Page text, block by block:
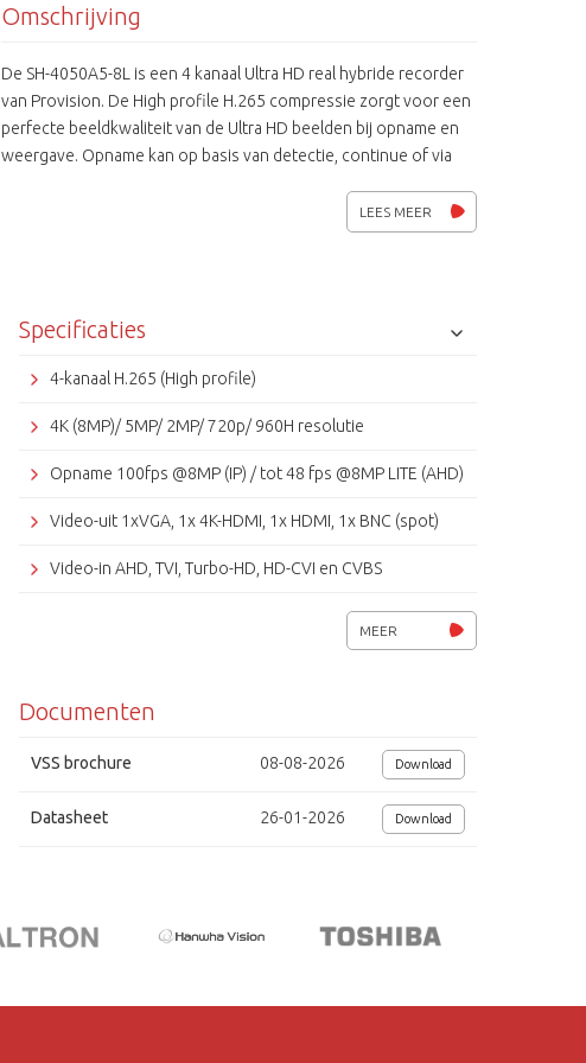
Omschrijving
De SH-4050A5-8L is een 4 kanaal Ultra HD real hybride recorder
van Provision. De High profile H.265 compressie zorgt voor een
perfecte beeldkwaliteit van de Ultra HD beelden bij opname en
weergave. Opname kan op basis van detectie, continue of via
voorzien van 3 monitor uitgangen, audio in- en uitgang, een
100Mb netwerk poort, twee USB poorten en worden
beelden kan via de gratis meegeleverde Centraal Management
Software (CMS) of via de USB aansluiting. Tevens is er een gratis
ProvisionCAM app beschikbaar voor de iPhone en Android en
aansluiten van de AHD/ TVI/ CVI en of analoge camera's biedt de
camera, aan te sluiten.
LEES MEER
Specificaties
4-kanaal H.265 (High profile)
4K (8MP)/ 5MP/ 2MP/ 720p/ 960H resolutie
Opname 100fps @8MP (IP) / tot 48 fps @8MP LITE (AHD)
Video-uit 1xVGA, 1x 4K-HDMI, 1x HDMI, 1x BNC (spot)
Video-in AHD, TVI, Turbo-HD, HD-CVI en CVBS
2x USB2.0 poort, audio 4x in/ 1x uit
RS-485, Pelco-D/ P, Samsung, Visca, ONVIF, CoC
IE, Chrome, safari, Firefox (Mac OS, Windows XP/Vista/ 7/ 8)
MEER
Documenten
VSS brochure 08-08-2026 Download
Datasheet 26-01-2026 Download